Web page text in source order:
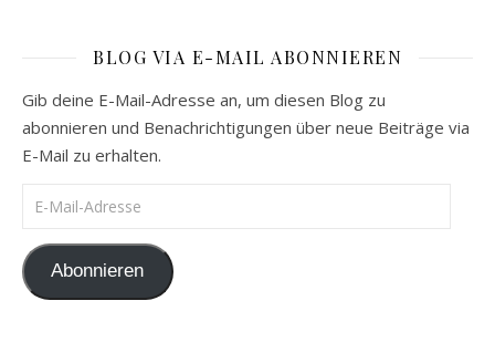
BLOG VIA E-MAIL ABONNIEREN
Gib deine E-Mail-Adresse an, um diesen Blog zu
abonnieren und Benachrichtigungen über neue Beiträge via
E-Mail zu erhalten.
E-Mail-Adresse
Abonnieren